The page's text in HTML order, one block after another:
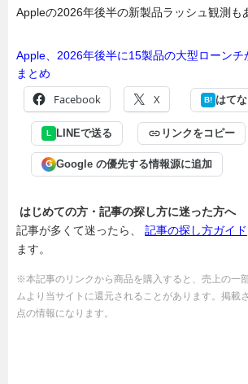
Appleの2026年後半の新製品ラッシュ観測も
Apple、2026年後半に15製品の大型ローンチ
まとめ
Facebook X B! はて
L LINEで送る リンクをコピー
G Google の優先する情報源に追加
はじめての方・記事の探し方に迷った方へ
記事が多くて迷ったら、 記事の探し方ガイド
ます。
※本記事のリンクから商品を購入すると、売上の一
ムより当サイトに還元されることがあります。掲載
点の情報になります。